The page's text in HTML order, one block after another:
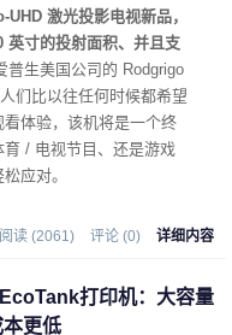
激光投影电视新品，
英寸的投射面积、并且支
普生美国公司的 Rodgrigo
们比以往任何时候都希望
体验，该机将是一个终
/ 电视节目、还是游戏
应对。
阅读 (2061) 评论 (0) 详细内容
打印机：大容量
更低